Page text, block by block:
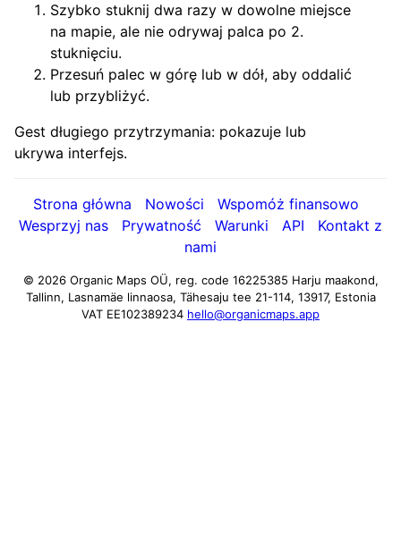
Szybko stuknij dwa razy w dowolne miejsce
na mapie, ale nie odrywaj palca po 2.
stuknięciu.
Przesuń palec w górę lub w dół, aby oddalić
lub przybliżyć.
Gest długiego przytrzymania: pokazuje lub
ukrywa interfejs.
Strona główna Nowości
Wspomóż finansowo
Wesprzyj nas
Prywatność Warunki API
Kontakt z
nami
© 2026 Organic Maps OÜ, reg. code 16225385 Harju maakond,
Tallinn, Lasnamäe linnaosa, Tähesaju tee 21-114, 13917, Estonia
VAT EE102389234 hello@organicmaps.app